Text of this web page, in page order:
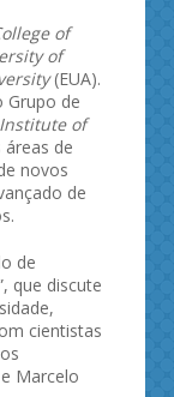
of
of
(EUA).
Grupo de
of
áreas de
novos
de
de
que discute
cientistas
Marcelo